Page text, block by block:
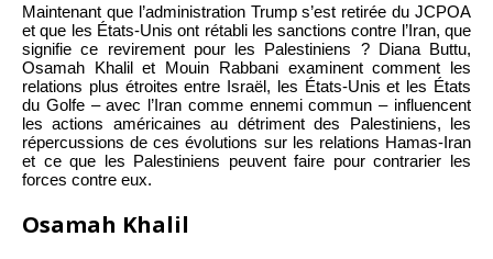
Maintenant que l’administration Trump s’est retirée du JCPOA
et que les États-Unis ont rétabli les sanctions contre l’Iran, que
signifie ce revirement pour les Palestiniens ? Diana Buttu,
Osamah Khalil et Mouin Rabbani examinent comment les
relations plus étroites entre Israël, les États-Unis et les États
du Golfe – avec l’Iran comme ennemi commun – influencent
les actions américaines au détriment des Palestiniens, les
répercussions de ces évolutions sur les relations Hamas-Iran
et ce que les Palestiniens peuvent faire pour contrarier les
forces contre eux.
Osamah Khalil